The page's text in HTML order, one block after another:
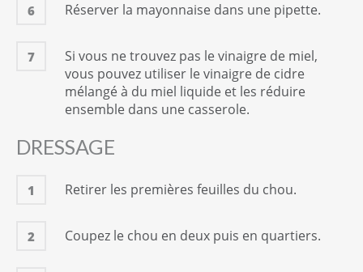
6 Réserver la mayonnaise dans une pipette.
7
Si vous ne trouvez pas le vinaigre de miel,
vous pouvez utiliser le vinaigre de cidre
mélangé à du miel liquide et les réduire
ensemble dans une casserole.
DRESSAGE
1 Retirer les premières feuilles du chou.
2 Coupez le chou en deux puis en quartiers.